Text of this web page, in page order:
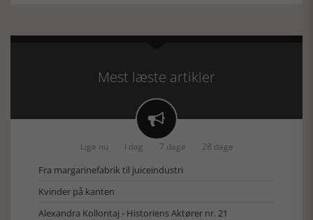
Mest læste artikler

Lige nu I dag 7 dage 28 dage
Fra margarinefabrik til juiceindustri
Kvinder på kanten
Alexandra Kollontaj - Historiens Aktører nr. 21